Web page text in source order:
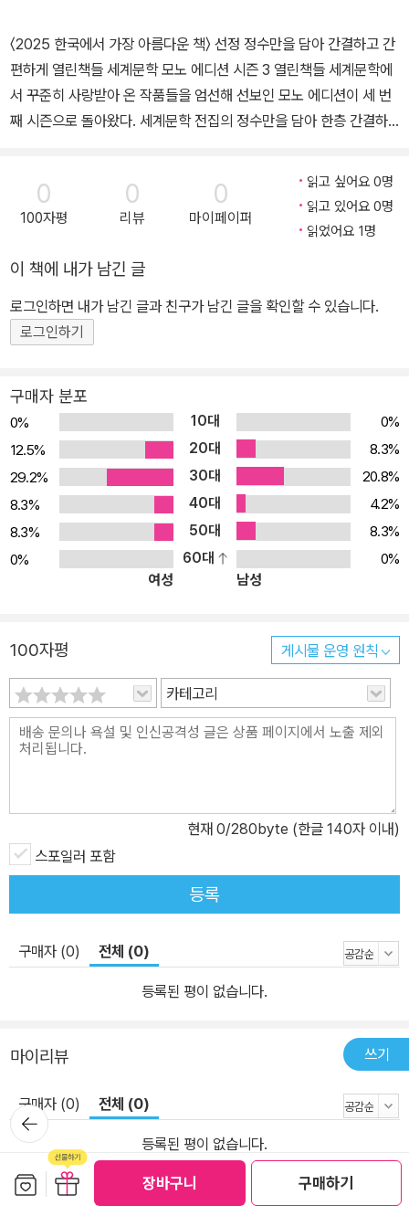
장바구니 구매하기
〈2025 한국에서 가장 아름다운 책〉 선정 정수만을 담아 간결하고 간
편하게 열린책들 세계문학 모노 에디션 시즌 3 열린책들 세계문학에
서 꾸준히 사랑받아 온 작품들을 엄선해 선보인 모노 에디션이 세 번
째 시즌으로 돌아왔다. 세계문학 전집의 정수만을 담아 한층 간결하
덜어 내고 또 덜어 내 고갱이만을 담았다. 열린책들 세계문학이 풍성
한 목록과 견고한 하드커버 장정으로 독자들과 만나 왔다면 모노 에
디션은 엄선한 목록과 가벼운 장정, 8,800원이라는 파격적인 가격으
어내되 디자인과 품질에 대한 고민은 깊게 녹여 내 최소한으로도 모
자람이 없는 완결성을 추구했다. 영원한 청춘, 부조리와 반항의 작가
카뮈부터 인간의 자유를 노래하는 카잔차키스의 대작과 고전 SF의
명작들까지, 우리가 사랑하는 세계 문학으로 향하는 가벼운 발걸음,
그리고 그가 직접 뽑은 대표 단편들 20세기 미국 문학을 대표하는 작
가, 어니스트 헤밍웨이 생애 최후이자 최고의 걸작 『노인과 바다』가
출간되었다. 중편소설인 「노인과 바다」와 함께 「킬리만자로의 눈」,
「프랜시스 매코머의 짧고 행복한 생애」, 「깨끗하고 불빛 환한 곳」 등
헤밍웨이가 자신의 대표작이라 밝힌 단편소설까지 총 8편의 작품을
수록했다. 이 작품들을 통해「노인과 바다」에 숨어 있는 상징들을 더욱
선명하게 느끼고 삶과 죽음, 인간의 강인한 의지를 작품을 통해 투영
해 내려 했던 헤밍웨이의 작품 세계를 더 깊이 있게 이해할 수 있을 것
사용하는 작가이다. 간결하고 정확하게 의도하는 곳에 의도하는 단어
를 배치한다. 따라서 그의 작품을 제대로 읽기 위해서는 그 특유의 문
체를 살린 번역이 필수적이다. 열린책들에서 출간된 『노인과 바다』는
그의 문체를 살리는 데 주력했다. 하드보일드한 번역으로 재탄생한
이번 작품으로 독자들은 헤밍웨이의 정제된 언어를 오롯이 느낄 수
있을 것이다. 그동안 있던 판본에서 많이 눈에 띈 오역도 바로잡았다.
의미나 작가의 의도를 오해할 수 있는 요소를 배제하려 의역을 가능
한 한 줄여 번역 작품을 읽는 독자와 작품 사이에 놓인 필연적인 거리
를 최소화하려 노력했다. *1953년 노벨 문학상 수상 작가 *1952년
퓰리처상 수상작 *1997년 피터 박스올 <죽기 전에 읽어야 할 1001
권의 책> *2002년 노벨 연구소가 선정한 <세계문학 100선> *200
3년 국립 중앙 도서관 선정 <고전 100선> *2004년 한국 문인이 선
호하는 세계 명작 소설 100선 *가디언 <세계의 작가들이 선정한 최
고의 책 100권> *뉴스위크 <세상을 움직인 100권의 책> *국립 중
0
100자평
0
리뷰
0
마이페이퍼
읽고 싶어요 0명
읽고 있어요 0명
읽었어요 1명
이 책에 내가 남긴 글
로그인하면 내가 남긴 글과 친구가 남긴 글을 확인할 수 있습니다.
로그인하기
구매자 분포
0% 10대
0%
12.5%
20대
8.3%
29.2%
30대
20.8%
8.3%
40대
4.2%
8.3%
50대
8.3%
0%
60대
0%
여성
남성
100자평 게시물 운영 원칙
카테고리
현재 0/280byte (한글 140자 이내)
스포일러 포함
등록
구매자 (0) 전체 (0)
등록된 평이 없습니다.
마이리뷰 쓰기
구매자 (0) 전체 (0)
등록된 평이 없습니다.
마이페이퍼 (0편) 쓰기
뒤로가
기